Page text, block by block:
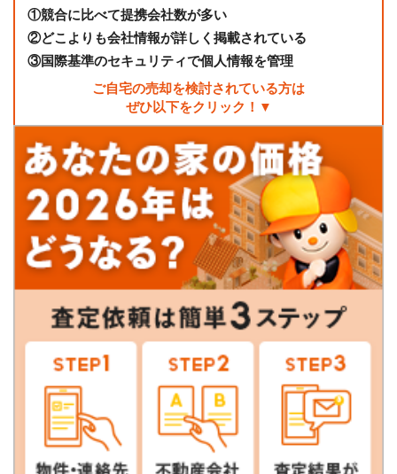
①競合に比べて提携会社数が多い
②どこよりも会社情報が詳しく掲載されている
③国際基準のセキュリティで個人情報を管理
ご自宅の売却を検討されている方は
ぜひ以下をクリック！▼